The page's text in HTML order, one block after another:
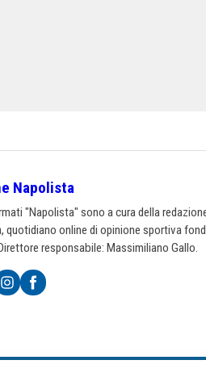
Napolista
"Napolista" sono a cura della
quotidiano online di opinione sportiva
responsabile: Massimiliano Gallo.